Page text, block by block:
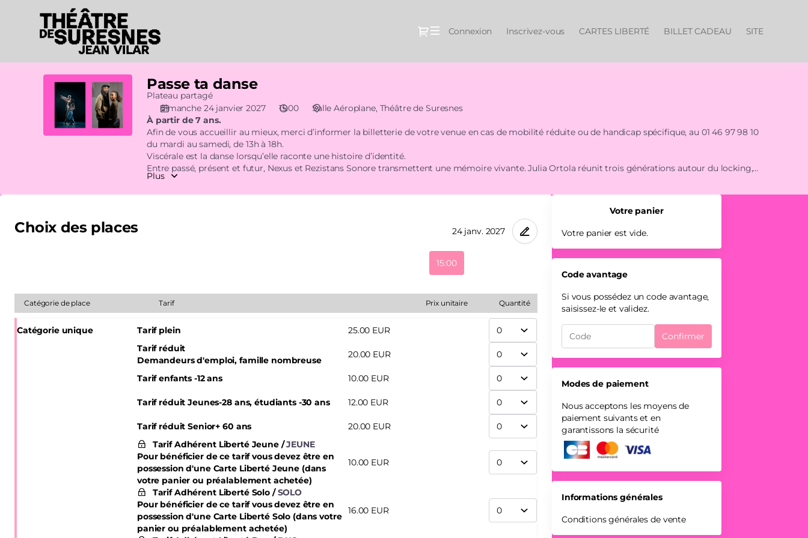
Dialogue
Connexion Inscrivez-vous CARTES LIBERTÉ BILLET CADEAU SITE
Suresnes
Passe
danse
Passe ta danse
Plateau partagé
dimanche 24 janvier 2027
15:00 Salle Aéroplane Théâtre de Suresnes
À partir de 7 ans.
Afin de vous accueillir au mieux, merci d’informer la billetterie de votre venue en cas de mobilité réduite ou de handicap spécifique, au 01 46 97 98 10
du mardi au samedi, de 13h à 18h.
Viscérale est la danse lorsqu’elle raconte une histoire d’identité.
Entre passé, présent et futur, Nexus et Rezistans Sonore transmettent une mémoire vivante. Julia Ortola réunit trois générations autour du locking,
du funk et d'un héritage partagé. RickySoul convoque la house-dance, le gwoka et le bèlè, affirmant une danse de résistance, portée par des
percussions et des sons électroniques.
Plus
Choix des places
15:00
Catégorie de place Tarif Quantité
Prix unitaire
Catégorie unique Tarif plein 25.00 EUR
Tarif réduit
Demandeurs d'emploi, famille nombreuse
20.00 EUR
Tarif enfants -12 ans 10.00 EUR
Tarif réduit Jeunes-28 ans, étudiants -30 ans 12.00 EUR
Tarif réduit Senior+ 60 ans 20.00 EUR
Tarif Adhérent Liberté Jeune
JEUNE
Pour bénéficier de ce tarif vous devez être en
possession d'une Carte Liberté Jeune (dans
votre panier ou préalablement achetée)
10.00 EUR
Tarif Adhérent Liberté Solo
SOLO
Pour bénéficier de ce tarif vous devez être en
possession d'une Carte Liberté Solo (dans votre
panier ou préalablement achetée)
16.00 EUR
Votre panier
Votre panier est vide.
Code avantage
Si vous possédez un code avantage,
saisissez-le et validez.
Confirmer
Modes de paiement
Nous acceptons les moyens de
paiement suivants et en
garantissons la sécurité
Informations générales
Conditions générales de vente